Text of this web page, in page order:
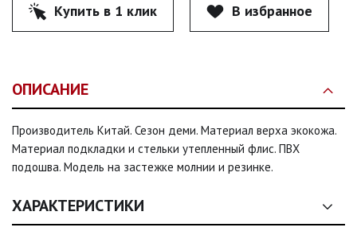
Купить в 1 клик В избранное
ОПИСАНИЕ
Производитель Китай. Сезон деми. Материал верха экокожа.
Материал подкладки и стельки утепленный флис. ПВХ
подошва. Модель на застежке молнии и резинке.
ХАРАКТЕРИСТИКИ